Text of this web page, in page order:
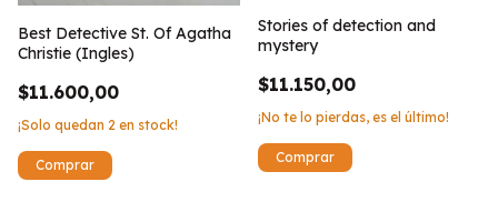
Best Detective St. Of Agatha
Christie (Ingles)
$11.600,00
¡Solo quedan 2 en stock!
Stories of detection and
mystery
$11.150,00
¡No te lo pierdas, es el último!